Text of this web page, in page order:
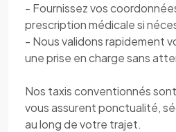
- Fournissez vos
prescription médicale si
- Nous validons rapidement
une prise en charge sans
Nos taxis conventionnés
vous assurent ponctualité,
au long de votre trajet.